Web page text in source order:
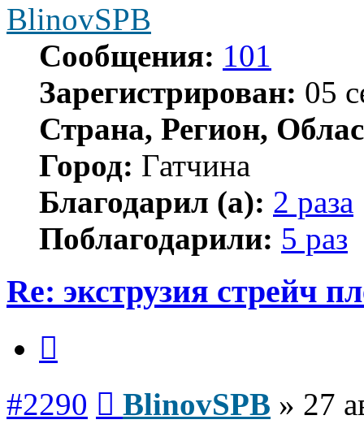
BlinovSPB
Сообщения: 101
Зарегистрирован: 05
Страна, Регион,
Город: Гатчина
Благодарил (а): 2 раза
Поблагодарили: 5 раз
Re: экструзия стрейч
#2290 BlinovSPB » 27